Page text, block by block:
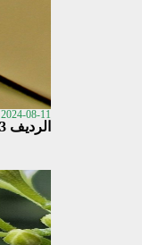
2024-08-11
الرديف 3 / Commicarpus sinuatus